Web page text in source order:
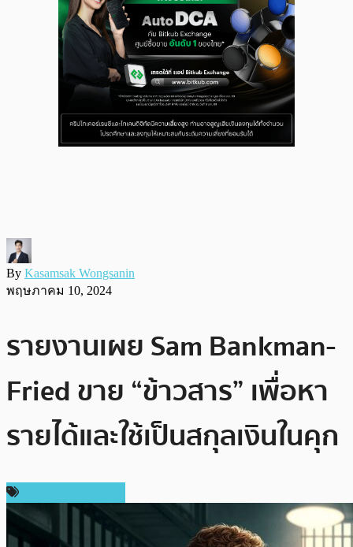
By Kasamsak Wongsanin
พฤษภาคม 10, 2024
รายงานเผย Sam Bankman-
Fried ขาย “ข้าวสาร” เพื่อหา
รายได้และใช้เป็นสกุลเงินในคุก